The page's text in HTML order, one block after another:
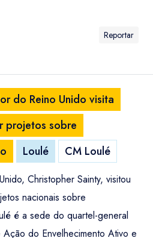
Reportar
do Reino Unido visita
projetos sobre
Loulé CM Loulé
Christopher Sainty, visitou
nacionais sobre
é a sede do quartel-general
do Envelhecimento Ativo e